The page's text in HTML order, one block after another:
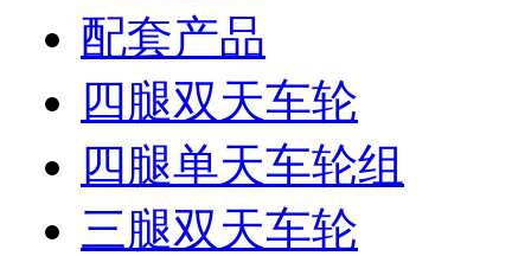
配套产品
四腿双天车轮
四腿单天车轮组
三腿双天车轮